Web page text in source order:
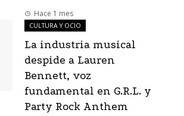
Hace 1 mes
CULTURA Y OCIO
La industria musical
despide a Lauren
Bennett, voz
fundamental en G.R.L. y
Party Rock Anthem